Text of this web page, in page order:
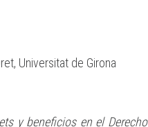
Universitat de Girona
y beneficios en el Derecho